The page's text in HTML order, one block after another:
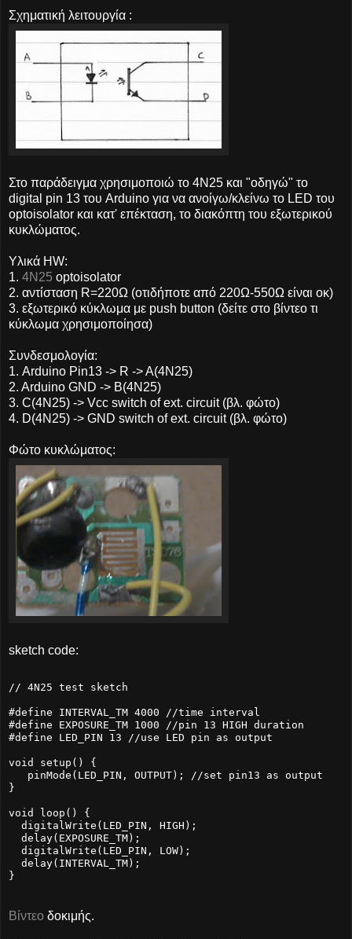
Σχηματική λειτουργία :
Στο παράδειγμα χρησιμοποιώ το 4N25 και "οδηγώ" το
digital pin 13 του Arduino για να ανοίγω/κλείνω το LED του
optoisolator και κατ' επέκταση, το διακόπτη του εξωτερικού
κυκλώματος.
Υλικά HW:
1. 4N25 optoisolator
2. αντίσταση R=220Ω (οτιδήποτε από 220Ω-550Ω είναι οκ)
3. εξωτερικό κύκλωμα με push button (δείτε στο βίντεο τι
κύκλωμα χρησιμοποίησα)
Συνδεσμολογία:
1. Arduino Pin13 -> R -> A(4N25)
2. Arduino GND -> B(4N25)
3. C(4N25) -> Vcc switch of ext. circuit (βλ. φώτο)
4. D(4N25) -> GND switch of ext. circuit (βλ. φώτο)
Φώτο κυκλώματος:
sketch code:
// 4N25 test sketch
#define INTERVAL_TM 4000 //time interval
#define EXPOSURE_TM 1000 //pin 13 HIGH duration
#define LED_PIN 13 //use LED pin as output
void setup() {
   pinMode(LED_PIN, OUTPUT); //set pin13 as output
}
void loop() {
  digitalWrite(LED_PIN, HIGH);
  delay(EXPOSURE_TM);
  digitalWrite(LED_PIN, LOW);
  delay(INTERVAL_TM);
}
Βίντεο δοκιμής.